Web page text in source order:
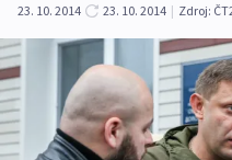
23. 10. 2014
23. 10. 2014 | Zdroj: